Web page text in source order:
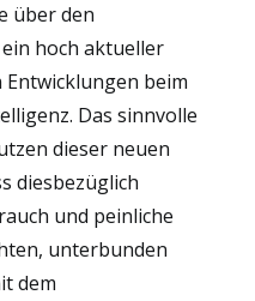
über den
hoch aktueller
beim
Das sinnvolle
dieser neuen
diesbezüglich
und peinliche
unterbunden
dem